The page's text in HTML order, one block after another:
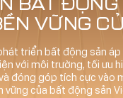
VỮNG
triển bất động sản
với môi trường, tối ưu
đóng góp tích cực vào
vững của bất động sản